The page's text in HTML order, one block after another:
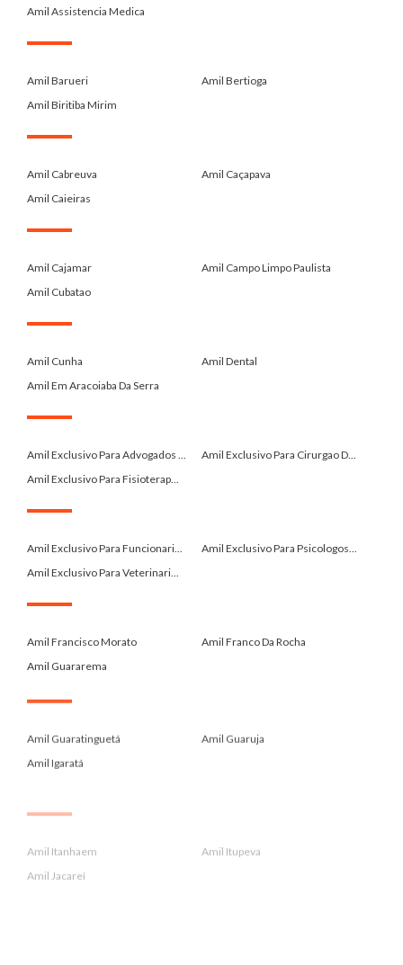
Amil Assistencia Medica
Amil Barueri
Amil Bertioga
Amil Biritiba Mirim
Amil Cabreuva
Amil Caçapava
Amil Caieiras
Amil Cajamar
Amil Campo Limpo Paulista
Amil Cubatao
Amil Cunha
Amil Dental
Amil Em Aracoiaba Da Serra
Amil Exclusivo Para Advogados ...
Amil Exclusivo Para Cirurgao D...
Amil Exclusivo Para Fisioterap...
Amil Exclusivo Para Funcionari...
Amil Exclusivo Para Psicologos...
Amil Exclusivo Para Veterinari...
Amil Francisco Morato
Amil Franco Da Rocha
Amil Guararema
Amil Guaratinguetá
Amil Guaruja
Amil Igaratá
.
Amil Jacareí